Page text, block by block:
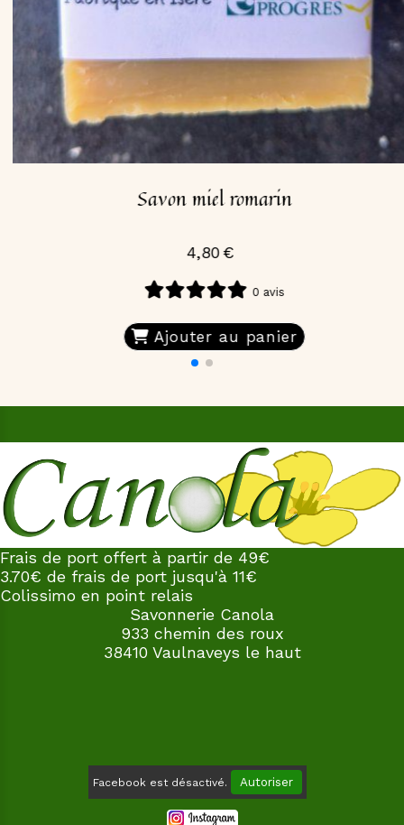
Savon miel romarin
4,80
Ajouter au panier
Frais de port offert à partir de 49€
3.70€ de frais de port jusqu'à 11€
Colissimo en point relais
Savonnerie Canola
933 chemin des roux
38410 Vaulnaveys le haut
Facebook est désactivé. Autoriser